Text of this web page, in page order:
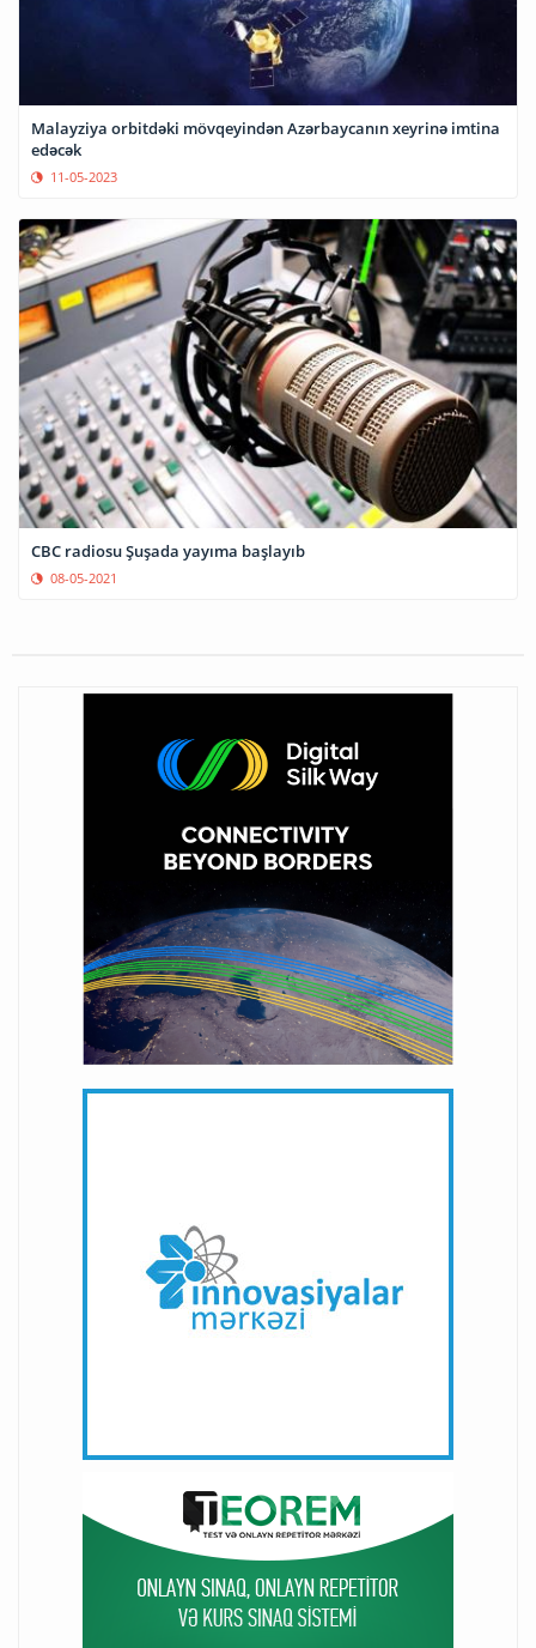
Malayziya orbitdəki mövqeyindən Azərbaycanın xeyrinə imtina
edəcək
11-05-2023
CBC radiosu Şuşada yayıma başlayıb
08-05-2021